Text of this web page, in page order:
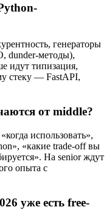
генераторы
dunder-методы),
идут типизация,
стеку — FastAPI,
от middle?
использовать»,
«какие trade-off вы
На senior ждут
опыта с
уже есть free-